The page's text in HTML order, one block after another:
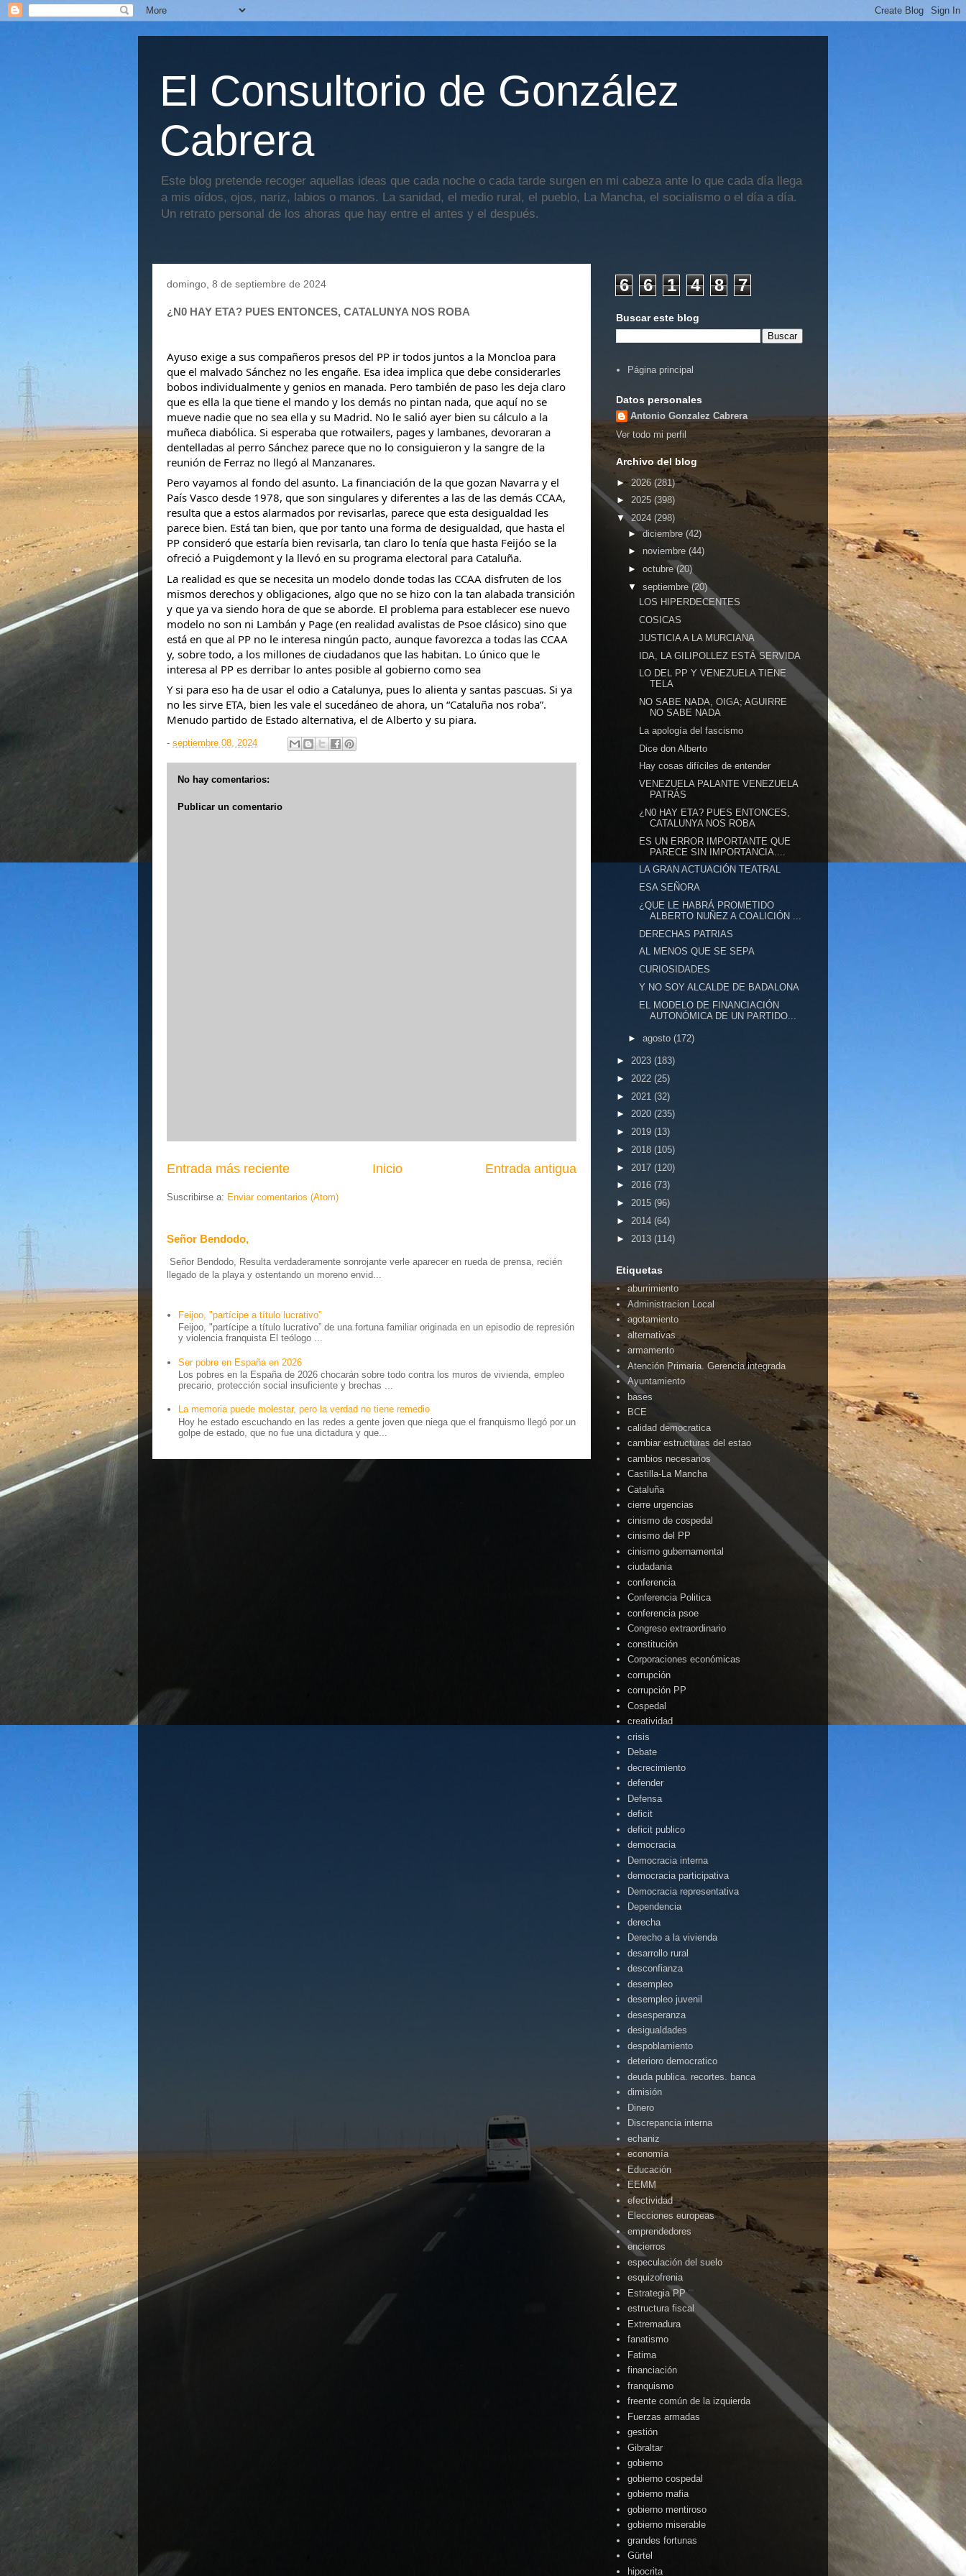
El Consultorio de González
Cabrera
Este blog pretende recoger aquellas ideas que cada noche o cada tarde surgen en mi cabeza ante lo que cada día llega
a mis oídos, ojos, nariz, labios o manos. La sanidad, el medio rural, el pueblo, La Mancha, el socialismo o el día a día.
Un retrato personal de los ahoras que hay entre el antes y el después.
domingo, 8 de septiembre de 2024
¿N0 HAY ETA? PUES ENTONCES, CATALUNYA NOS ROBA
Ayuso exige a sus compañeros presos del PP ir todos juntos a la Moncloa para
que el malvado Sánchez no les engañe. Esa idea implica que debe considerarles
bobos individualmente y genios en manada. Pero también de paso les deja claro
que es ella la que tiene el mando y los demás no pintan nada, que aquí no se
mueve nadie que no sea ella y su Madrid. No le salió ayer bien su cálculo a la
muñeca diabólica. Si esperaba que rotwailers, pages y lambanes, devoraran a
dentelladas al perro Sánchez parece que no lo consiguieron y la sangre de la
reunión de Ferraz no llegó al Manzanares.
Pero vayamos al fondo del asunto. La financiación de la que gozan Navarra y el
País Vasco desde 1978, que son singulares y diferentes a las de las demás CCAA,
resulta que a estos alarmados por revisarlas, parece que esta desigualdad les
parece bien. Está tan bien, que por tanto una forma de desigualdad, que hasta el
PP consideró que estaría bien revisarla, tan claro lo tenía que hasta Feijóo se la
ofreció a Puigdemont y la llevó en su programa electoral para Cataluña.
La realidad es que se necesita un modelo donde todas las CCAA disfruten de los
mismos derechos y obligaciones, algo que no se hizo con la tan alabada transición
y que ya va siendo hora de que se aborde. El problema para establecer ese nuevo
modelo no son ni Lambán y Page (en realidad avalistas de Psoe clásico) sino que
está en que al PP no le interesa ningún pacto, aunque favorezca a todas las CCAA
y, sobre todo, a los millones de ciudadanos que las habitan. Lo único que le
interesa al PP es derribar lo antes posible al gobierno como sea
Y si para eso ha de usar el odio a Catalunya, pues lo alienta y santas pascuas. Si ya
no les sirve ETA, bien les vale el sucedáneo de ahora, un “Cataluña nos roba”.
Menudo partido de Estado alternativa, el de Alberto y su piara.
- septiembre 08, 2024
No hay comentarios:
Publicar un comentario
Entrada más reciente Entrada antigua
Inicio
Suscribirse a: Enviar comentarios (Atom)
Señor Bendodo,
Señor Bendodo, Resulta verdaderamente sonrojante verle aparecer en rueda de prensa, recién
llegado de la playa y ostentando un moreno envid...
Feijoo, "partícipe a título lucrativo”
Feijoo, "partícipe a título lucrativo” de una fortuna familiar originada en un episodio de represión
y violencia franquista El teólogo ...
Ser pobre en España en 2026
Los pobres en la España de 2026 chocarán sobre todo contra los muros de vivienda, empleo
precario, protección social insuficiente y brechas ...
La memoria puede molestar, pero la verdad no tiene remedio
Hoy he estado escuchando en las redes a gente joven que niega que el franquismo llegó por un
golpe de estado, que no fue una dictadura y que...
6 6 1 4 8 7
Buscar este blog
Página principal
Datos personales
Antonio Gonzalez Cabrera
Ver todo mi perfil
Archivo del blog
► 2026 (281)
► 2025 (398)
▼2024 (298)
►diciembre (42)
► noviembre (44)
► octubre(20)
▼ septiembre(20)
LOS HIPERDECENTES
COSICAS
JUSTICIA A LA MURCIANA
IDA, LA GILIPOLLEZ ESTÁ SERVIDA
LO DEL PP Y VENEZUELA TIENE
TELA
NO SABE NADA, OIGA; AGUIRRE
NO SABE NADA
La apología del fascismo
Dice don Alberto
Hay cosas difíciles de entender
VENEZUELA PALANTE VENEZUELA
PATRÁS
¿N0 HAY ETA? PUES ENTONCES,
CATALUNYA NOS ROBA
ES UN ERROR IMPORTANTE QUE
PARECE SIN IMPORTANCIA....
LA GRAN ACTUACIÓN TEATRAL
ESA SEÑORA
¿QUE LE HABRÁ PROMETIDO
ALBERTO NUÑEZ A COALICIÓN ...
DERECHAS PATRIAS
AL MENOS QUE SE SEPA
CURIOSIDADES
Y NO SOY ALCALDE DE BADALONA
EL MODELO DE FINANCIACIÓN
AUTONÓMICA DE UN PARTIDO...
► agosto (172)
► 2023 (183)
► 2022 (25)
► 2021 (32)
► 2020 (235)
► 2019 (13)
► 2018 (105)
► 2017 (120)
► 2016 (73)
► 2015 (96)
► 2014 (64)
► 2013 (114)
Etiquetas
aburrimiento
Administracion Local
agotamiento
alternativas
armamento
Atención Primaria. Gerencia integrada
Ayuntamiento
bases
BCE
calidad democratica
cambiar estructuras del estao
cambios necesarios
Castilla-La Mancha
Cataluña
cierre urgencias
cinismo de cospedal
cinismo del PP
cinismo gubernamental
ciudadania
conferencia
Conferencia Politica
conferencia psoe
Congreso extraordinario
constitución
Corporaciones económicas
corrupción
corrupción PP
Cospedal
creatividad
crisis
Debate
decrecimiento
defender
Defensa
deficit
deficit publico
democracia
Democracia interna
democracia participativa
Democracia representativa
Dependencia
derecha
Derecho a la vivienda
desarrollo rural
desconfianza
desempleo
desempleo juvenil
desesperanza
desigualdades
despoblamiento
deterioro democratico
deuda publica. recortes. banca
dimisión
Dinero
Discrepancia interna
echaniz
economía
Educación
EEMM
efectividad
Elecciones europeas
emprendedores
encierros
especulación del suelo
esquizofrenia
Estrategia PP
estructura fiscal
Extremadura
fanatismo
Fatima
financiación
franquismo
freente común de la izquierda
Fuerzas armadas
gestión
Gibraltar
gobierno
gobierno cospedal
gobierno mafia
gobierno mentiroso
gobierno miserable
grandes fortunas
Gürtel
hipocrita